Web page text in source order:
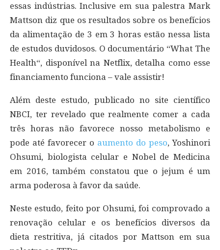
essas indústrias. Inclusive em sua palestra Mark
Mattson diz que os resultados sobre os benefícios
da alimentação de 3 em 3 horas estão nessa lista
de estudos duvidosos. O documentário “What The
Health“, disponível na Netflix, detalha como esse
financiamento funciona – vale assistir!
Além deste estudo, publicado no site científico
NBCI, ter revelado que realmente comer a cada
três horas não favorece nosso metabolismo e
pode até favorecer o aumento do peso, Yoshinori
Ohsumi, biologista celular e Nobel de Medicina
em 2016, também constatou que o jejum é um
arma poderosa à favor da saúde.
Neste estudo, feito por Ohsumi, foi comprovado a
renovação celular e os benefícios diversos da
dieta restritiva, já citados por Mattson em sua